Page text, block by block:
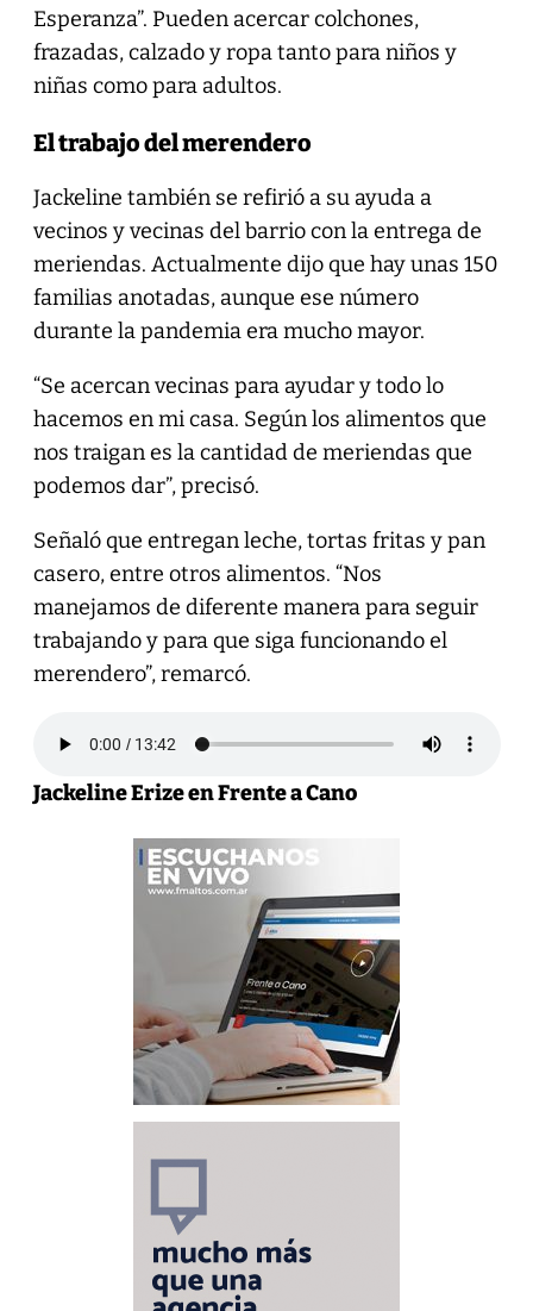
Esperanza”. Pueden acercar colchones,
frazadas, calzado y ropa tanto para niños y
niñas como para adultos.
El trabajo del merendero
Jackeline también se refirió a su ayuda a
vecinos y vecinas del barrio con la entrega de
meriendas. Actualmente dijo que hay unas 150
familias anotadas, aunque ese número
durante la pandemia era mucho mayor.
“Se acercan vecinas para ayudar y todo lo
hacemos en mi casa. Según los alimentos que
nos traigan es la cantidad de meriendas que
podemos dar”, precisó.
Señaló que entregan leche, tortas fritas y pan
casero, entre otros alimentos. “Nos
manejamos de diferente manera para seguir
trabajando y para que siga funcionando el
merendero”, remarcó.
Jackeline Erize en Frente a Cano